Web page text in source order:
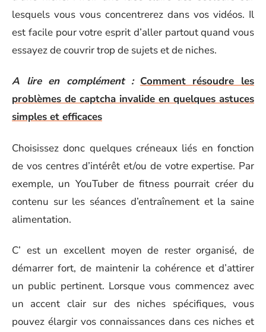
lesquels vous vous concentrerez dans vos vidéos. Il
est facile pour votre esprit d’aller partout quand vous
essayez de couvrir trop de sujets et de niches.
A lire en complément : Comment résoudre les
problèmes de captcha invalide en quelques astuces
simples et efficaces
Choisissez donc quelques créneaux liés en fonction
de vos centres d’intérêt et/ou de votre expertise. Par
exemple, un YouTuber de fitness pourrait créer du
contenu sur les séances d’entraînement et la saine
alimentation.
C’ est un excellent moyen de rester organisé, de
démarrer fort, de maintenir la cohérence et d’attirer
un public pertinent. Lorsque vous commencez avec
un accent clair sur des niches spécifiques, vous
pouvez élargir vos connaissances dans ces niches et